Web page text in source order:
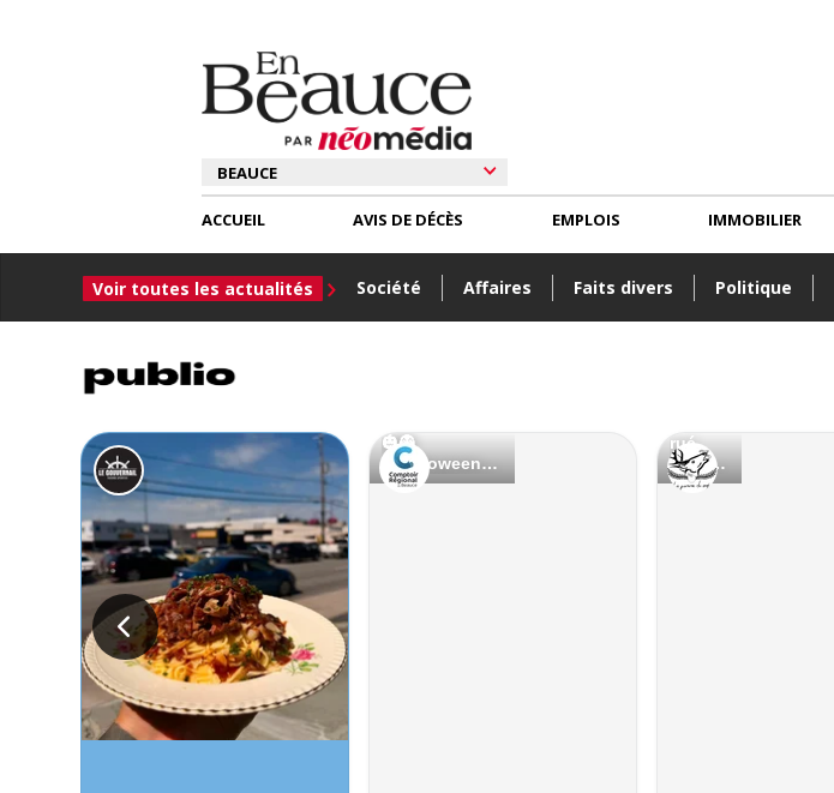
ACCUEIL
Voir toutes les actualités Société Affaires Faits divers Politique
AVIS DE DÉCÈS EMPLOIS IMMOBILIER